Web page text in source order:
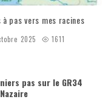
pas vers mes racines
2025 1611
pas sur le GR34